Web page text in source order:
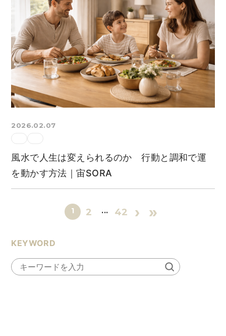
2026.02.07
風水で人生は変えられるのか 行動と調和で運
を動かす方法｜宙SORA
1 2 ... 42 › »
KEYWORD